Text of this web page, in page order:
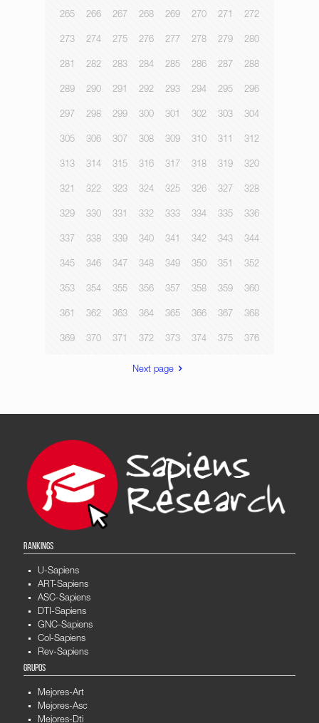
265 266 267 268 269 270 271 272
273 274 275 276 277 278 279 280
281 282 283 284 285 286 287 288
289 290 291 292 293 294 295 296
297 298 299 300 301 302 303 304
305 306 307 308 309 310 311 312
313 314 315 316 317 318 319 320
321 322 323 324 325 326 327 328
329 330 331 332 333 334 335 336
337 338 339 340 341 342 343 344
345 346 347 348 349 350 351 352
353 354 355 356 357 358 359 360
361 362 363 364 365 366 367 368
369 370 371 372 373 374 375 376
Next page
RANKINGS
U-Sapiens
ART-Sapiens
ASC-Sapiens
DTI-Sapiens
GNC-Sapiens
Col-Sapiens
Rev-Sapiens
GRUPOS
Mejores-Art
Mejores-Asc
Mejores-Dti